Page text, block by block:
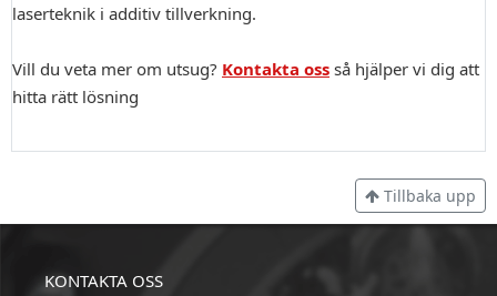
laserteknik i additiv tillverkning.
Vill du veta mer om utsug? Kontakta oss så hjälper vi dig att
hitta rätt lösning
Tillbaka upp
KONTAKTA OSS